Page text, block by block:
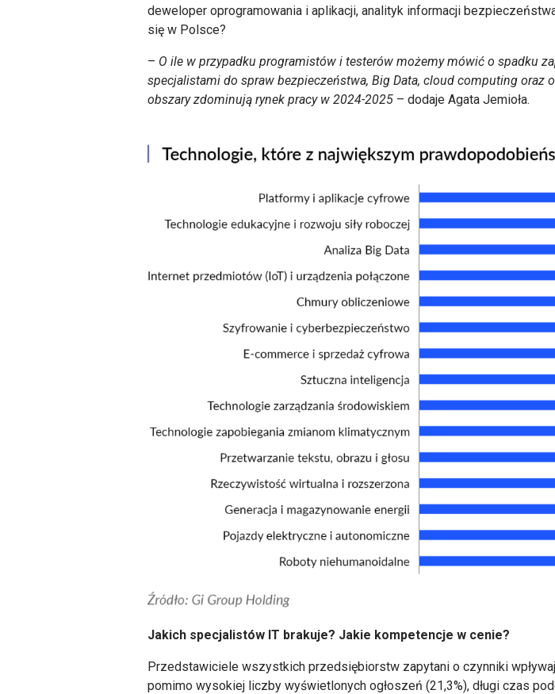
deweloper oprogramowania i aplikacji, analityk informacji
się w Polsce?
– O ile w przypadku programistów i testerów możemy mówić o spadku
specjalistami do spraw bezpieczeństwa, Big Data, cloud computing
obszary zdominują rynek pracy w 2024-2025 – dodaje Agata Jemioła.
Jakich specjalistów IT brakuje? Jakie kompetencje w cenie?
Przedstawiciele wszystkich przedsiębiorstw zapytani o czynniki
pomimo wysokiej liczby wyświetlonych ogłoszeń (21,3%), długi czas